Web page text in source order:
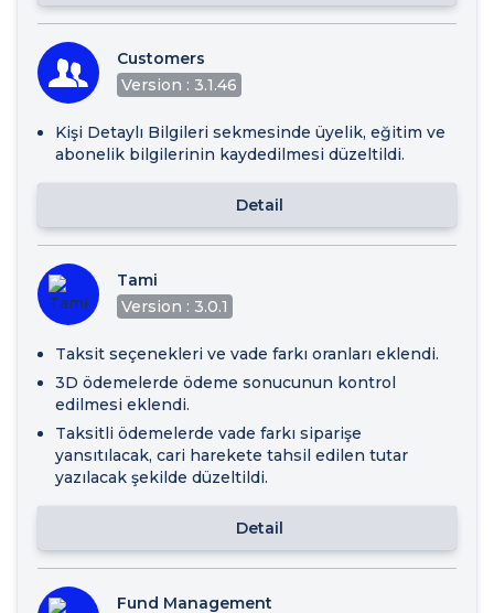
Customers
Version : 3.1.46
Kişi Detaylı Bilgileri sekmesinde üyelik, eğitim ve
abonelik bilgilerinin kaydedilmesi düzeltildi.
Detail
Tami
Version : 3.0.1
Taksit seçenekleri ve vade farkı oranları eklendi.
3D ödemelerde ödeme sonucunun kontrol
edilmesi eklendi.
Taksitli ödemelerde vade farkı siparişe
yansıtılacak, cari harekete tahsil edilen tutar
yazılacak şekilde düzeltildi.
Detail
Fund Management